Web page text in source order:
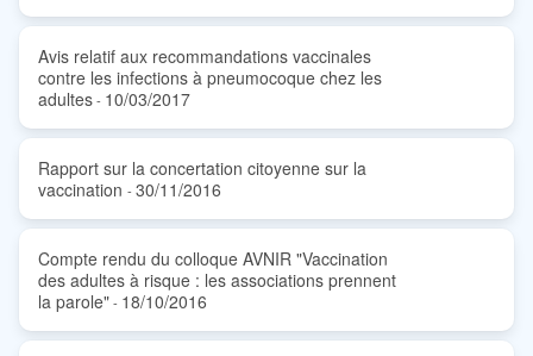
Avis relatif aux recommandations vaccinales
contre les infections à pneumocoque chez les
adultes- 10/03/2017
Rapport sur la concertation citoyenne sur la
vaccination -30/11/2016
Compte rendu du colloque AVNIR "Vaccination
des adultes à risque : les associations prennent
la parole"- 18/10/2016